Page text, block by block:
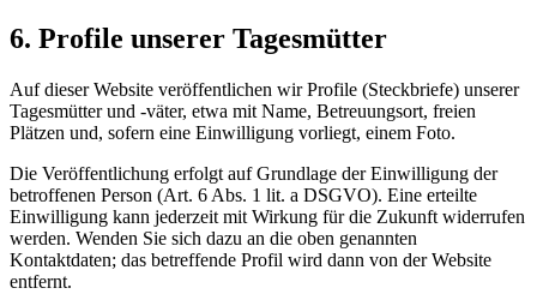
6. Profile unserer Tagesmütter
Auf dieser Website veröffentlichen wir Profile (Steckbriefe) unserer
Tagesmütter und -väter, etwa mit Name, Betreuungsort, freien
Plätzen und, sofern eine Einwilligung vorliegt, einem Foto.
Die Veröffentlichung erfolgt auf Grundlage der Einwilligung der
betroffenen Person (Art. 6 Abs. 1 lit. a DSGVO). Eine erteilte
Einwilligung kann jederzeit mit Wirkung für die Zukunft widerrufen
werden. Wenden Sie sich dazu an die oben genannten
Kontaktdaten; das betreffende Profil wird dann von der Website
entfernt.